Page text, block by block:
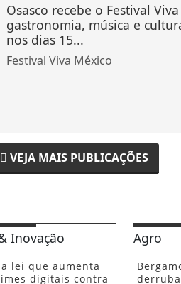
Osasco recebe o Festival
gastronomia, música e
nos dias 15...
Festival Viva México
VEJA MAIS PUBLICAÇÕES
Inovação
lei que aumenta
digitais contra
Agro